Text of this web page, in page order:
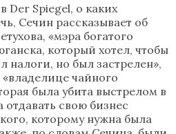
Der Spiegel, о каких
Сечин рассказывает об
«мэра богатого
который хотел, чтобы
но был застрелен»,
чайного
была убита выстрелом в
отдавать свою бизнес
которому нужна была